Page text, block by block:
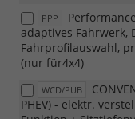
PPP
adaptives Fahrwerk,
Fahrprofilauswahl,
(nur für4x4)
WCD/PUB
PHEV) - elektr.